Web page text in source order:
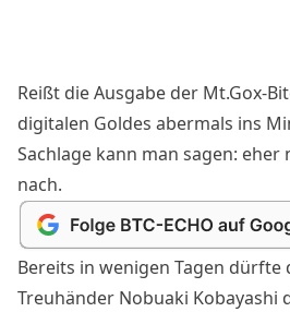
Reißt die Ausgabe der Mt.Gox-
digitalen Goldes abermals ins
Sachlage kann man sagen: eher
nach.
Bereits in wenigen Tagen dürfte
Treuhänder Nobuaki Kobayashi